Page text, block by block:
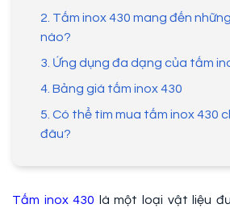
2. Tấm inox 430 mang đến
nào?
3. Ứng dụng đa dạng của tấm
4. Bảng giá tấm inox 430
5. Có thể tìm mua tấm inox 430
đâu?
Tấm inox 430 là một loại vật liệu